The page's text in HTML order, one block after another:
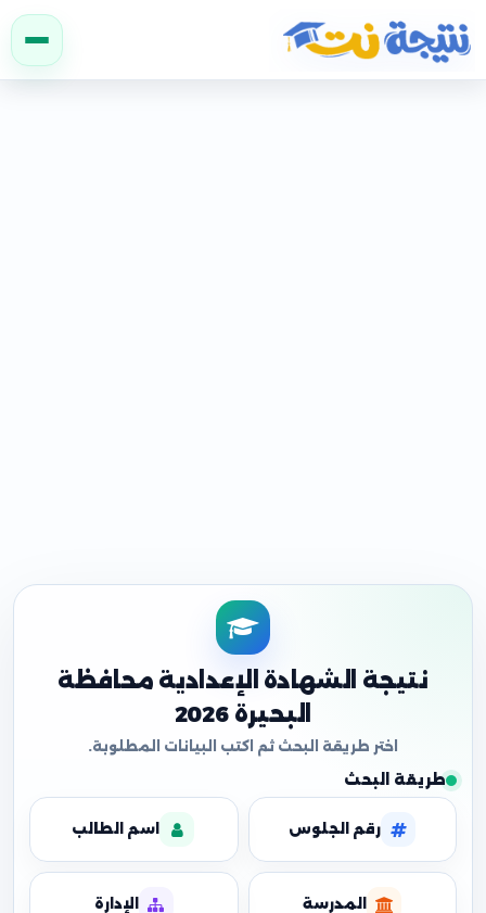
نتيجة نت
نتيجة الشهادة الإعدادية محافظة
البحيرة 2026
طريقة البحث
رقم الجلوس اسم الطالب
المدرسة الإدارة